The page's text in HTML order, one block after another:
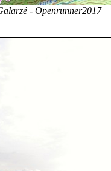
- Openrunner2017